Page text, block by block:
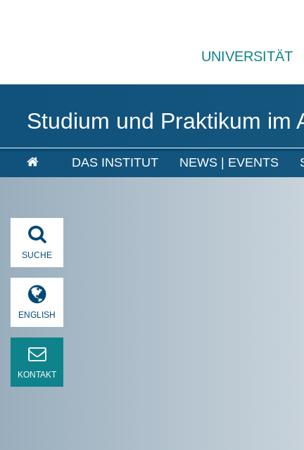
UNIVERSITÄT
Studium und Praktikum im
DAS INSTITUT NEWS | EVENTS
SUCHE
ENGLISH
KONTAKT